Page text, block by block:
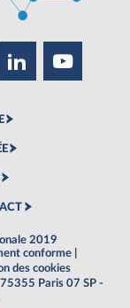
2019
conforme
des cookies
Paris 07 SP -